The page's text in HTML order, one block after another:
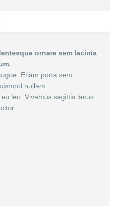
ornare sem lacinia
Etiam porta sem
nullam.
leo. Vivamus sagittis lacus